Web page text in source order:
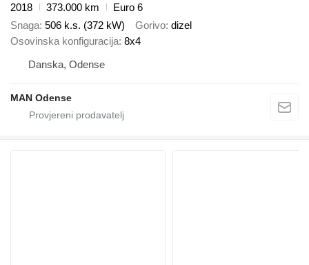
2018
373.000 km
Euro 6
Snaga 506 k.s. (372 kW) Gorivo dizel
Osovinska konfiguracija 8x4
Danska, Odense
MAN Odense